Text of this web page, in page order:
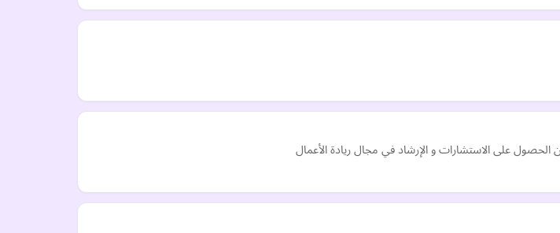
الحصول على الاستشارات و الإرشاد في مجال ريادة الأعمال